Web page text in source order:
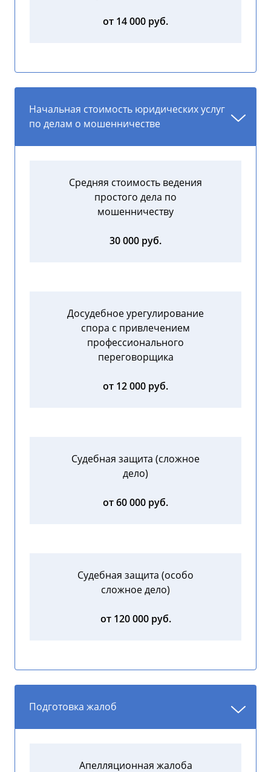
от 14 000 руб.
Начальная стоимость юридических услуг
по делам о мошенничестве
Средняя стоимость ведения
простого дела по
мошенничеству
30 000 руб.
Досудебное урегулирование
спора с привлечением
профессионального
переговорщика
от 12 000 руб.
Судебная защита (сложное
дело)
от 60 000 руб.
Судебная защита (особо
сложное дело)
от 120 000 руб.
Подготовка жалоб
Апелляционная жалоба